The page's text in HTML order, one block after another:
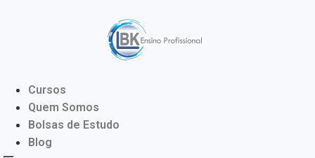
Cursos
Quem Somos
Bolsas de Estudo
Blog